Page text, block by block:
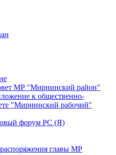
МР "Мирнинский район"
к общественно-
"Мирнинский рабочий"
форум РС (Я)
главы МР